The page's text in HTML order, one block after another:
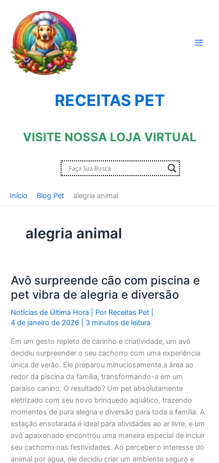
conteúdo
RECEITAS PET
VISITE NOSSA LOJA VIRTUAL
Início Blog Pet alegria animal
alegria animal
Avô surpreende cão com piscina e
pet vibra de alegria e diversão
Notícias de Última Hora | Por Receitas Pet
4 de janeiro de 2026
3 minutos de leitura
Em um gesto repleto de carinho e criatividade, um avô
decidiu surpreender o seu cachorro com uma experiência
única de verão. Ele preparou minuciosamente a área ao
redor da piscina da família, transformando-a em um
paraíso canino. O resultado? Um pet absolutamente
eletrizado com seu novo brinquedo aquático, trazendo
momentos de pura alegria e diversão para toda a família. A
estação ensolarada é ideal para atividades ao ar livre, e um
avô apaixonado encontrou uma maneira especial de incluir
seu cachorro nas festividades. Ao perceber o interesse do
animal por água, ele decidiu criar um ambiente seguro e